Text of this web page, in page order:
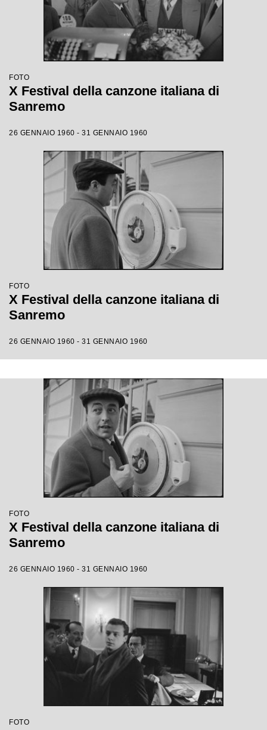
FOTO
X Festival della canzone italiana di
Sanremo
26 GENNAIO 1960 - 31 GENNAIO 1960
FOTO
X Festival della canzone italiana di
Sanremo
26 GENNAIO 1960 - 31 GENNAIO 1960
FOTO
X Festival della canzone italiana di
Sanremo
26 GENNAIO 1960 - 31 GENNAIO 1960
FOTO